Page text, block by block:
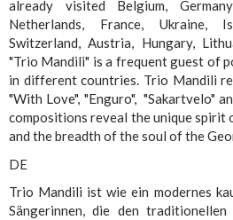
already visited Belgium,
Netherlands, France, Ukraine,
Switzerland, Austria, Hungary,
"Trio Mandili" is a frequent guest of
in different countries. Trio Mandili
"With Love", "Enguro", "Sakartvelo"
compositions reveal the unique spirit
and the breadth of the soul of the
DE
Trio Mandili ist wie ein modernes
Sängerinnen, die den